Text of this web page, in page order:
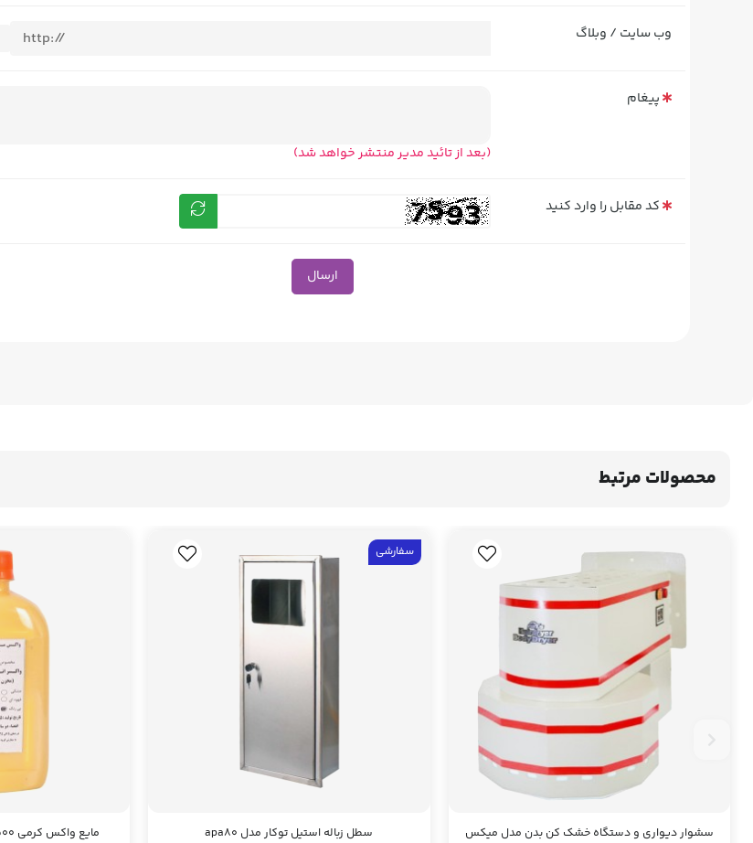
وب سایت / وبلاگ
پیغام
(بعد از تائید مدیر منتشر خواهد شد)
کد مقابل را وارد کنید
ارسال
محصولات مرتبط
سشوار دیواری و دستگاه خشک کن بدن مدل میکس
سفارشی
سطل زباله استیل توکار مدل apa80 مایع واکس کرمی D500 مخصوص شیر غلطکی